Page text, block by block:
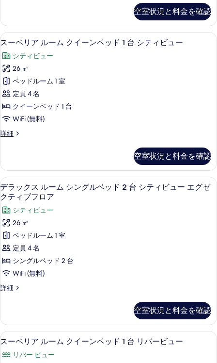
エ
グ
ゼ
ク
テ
ィ
ブ
フ
ロ
ア
す
べ
て
の
写
真
を
表
示
す
る
ビ
ュ
ー
エ
グ
ゼ
ク
テ
ブ
フ
ロ
ア
の
グ
ル
ベ
ッ
ド
2
台
シ
テ
ィ
ー
の
す
べ
て
の
写
真
を
表
示
る
ア
ル
ー
シ
ン
グ
ル
ベ
ッ
ド
2
シ
ビ
ュ
ー
の
詳
細
空室状況と料金を確認
ス
ー
ペ
リ
ア
ル
ー
ム
ク
ー
ン
ベ
ッ
ド
1
台
シ
テ
ィ
ビ
の
す
べ
セーフティボックス (室内)、デスク
5
スーペリア ルーム クイーンベッド 1 台 シティビュー
シティビュー
26 ㎡
ベッドルーム 1 室
定員 4 名
クイーンベッド 1 台
WiFi (無料)
詳細
ス
ア
ル
ー
ム
ク
イ
ー
ン
ベ
ッ
台
テ
ー
の
詳
細
空室状況と料金を確認
デ
ラ
ッ
ク
ス
ル
ー
ム
シ
ル
ベ
ッ
ド
セーフティボックス (室内)、デスク
6
デラックス ルーム シングルベッド 2 台 シティビュー エグゼ
クティブフロア
シティビュー
26 ㎡
ベッドルーム 1 室
定員 4 名
シングルベッド 2 台
WiFi (無料)
詳細
デ
ス
ル
ー
シ
空室状況と料金を確認
ス
セーフティボックス (室内)、デスク
5
スーペリア ルーム クイーンベッド 1 台 リバービュー
リバー ビュー